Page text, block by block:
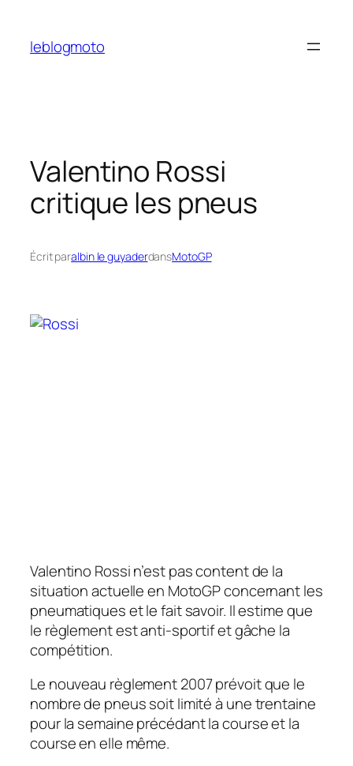
contenu
leblogmoto
Valentino Rossi
critique les pneus
Écrit paralbin le guyaderdansMotoGP
Valentino Rossi n’est pas content de la
situation actuelle en MotoGP concernant les
pneumatiques et le fait savoir. Il estime que
le règlement est anti-sportif et gâche la
compétition.
Le nouveau règlement 2007 prévoit que le
nombre de pneus soit limité à une trentaine
pour la semaine précédant la course et la
course en elle même.